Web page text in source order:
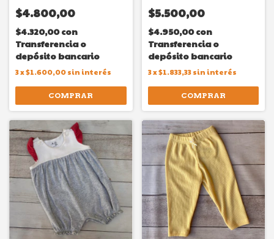
$4.800,00
$4.320,00con
Transferencia o
depósito bancario
3x$1.600,00sin interés
COMPRAR
$5.500,00
$4.950,00con
Transferencia o
depósito bancario
3x$1.833,33 sin interés
COMPRAR